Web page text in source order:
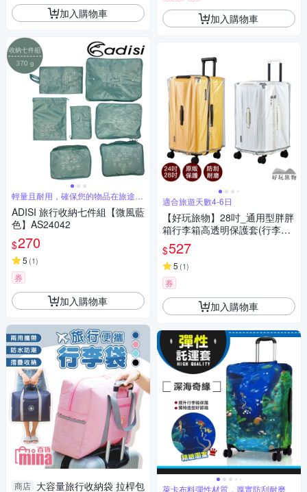
加入購物車
輕量且耐用，確保您的物品在旅途中
保持整齊
ADISI 旅行收納七件組【微風藍
色】AS24042
$270
5 (1)
券
加入購物車
商店 大容量旅行收納袋 拉桿包
加入購物車
適合旅遊天數4-6日
【好玩旅物】28吋_通用型胖胖
箱行李箱高透明保護套(行李箱
套 保護套 pvc防刮 透明保護套
行李箱防護 防塵套)
$527
5 (1)
券
加入購物車
萊卡布料彈性材質，厚實防刮耐磨